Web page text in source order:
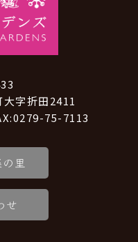
字折田2411
75-7113
里
せ